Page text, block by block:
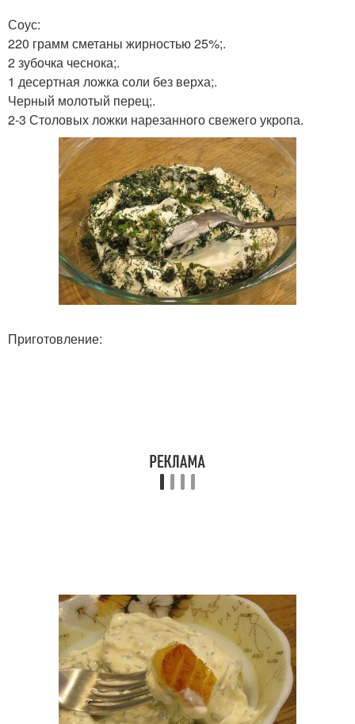
Соус:
220 грамм сметаны жирностью 25%;.
2 зубочка чеснока;.
1 десертная ложка соли без верха;.
Черный молотый перец;.
2-3 Столовых ложки нарезанного свежего укропа.
Приготовление: